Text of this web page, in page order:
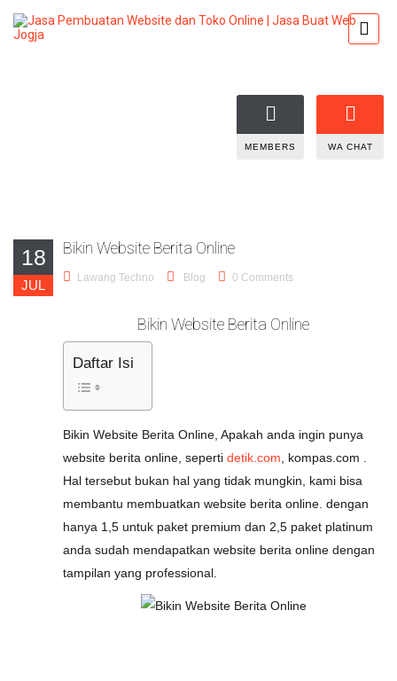
MEMBERS WA CHAT
18
JUL
Bikin Website Berita Online
Lawang Techno Blog 0 Comments
Bikin Website Berita Online
Daftar Isi
Bikin Website Berita Online, Apakah anda ingin punya
website berita online, seperti detik.com , kompas.com .
Hal tersebut bukan hal yang tidak mungkin, kami bisa
membantu membuatkan website berita online. dengan
hanya 1,5 untuk paket premium dan 2,5 paket platinum
anda sudah mendapatkan website berita online dengan
tampilan yang professional.